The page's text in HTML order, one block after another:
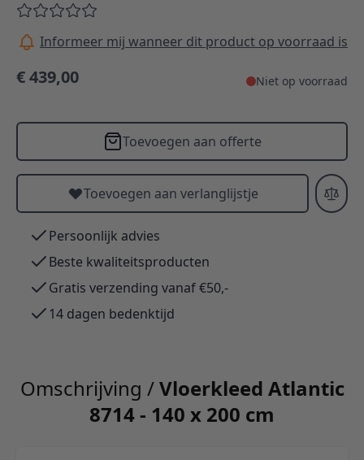
Informeer mij wanneer dit product op voorraad is
€ 439,00 Niet op voorraad
Toevoegen aan offerte
Toevoegen aan verlanglijstje
Persoonlijk advies
Beste kwaliteitsproducten
Gratis verzending vanaf €50,-
14 dagen bedenktijd
Omschrijving /Vloerkleed Atlantic
8714 - 140 x 200 cm